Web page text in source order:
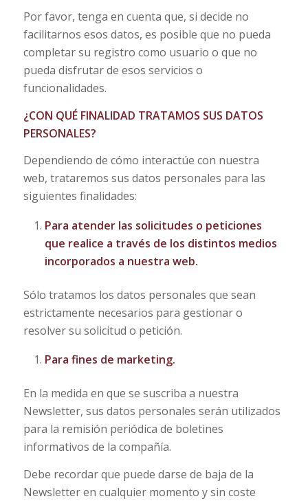
Por favor, tenga en cuenta que, si decide no
facilitarnos esos datos, es posible que no pueda
completar su registro como usuario o que no
pueda disfrutar de esos servicios o
funcionalidades.
¿CON QUÉ FINALIDAD TRATAMOS SUS DATOS
PERSONALES?
Dependiendo de cómo interactúe con nuestra
web, trataremos sus datos personales para las
siguientes finalidades:
Para atender las solicitudes o peticiones
que realice a través de los distintos medios
incorporados a nuestra web.
Sólo tratamos los datos personales que sean
estrictamente necesarios para gestionar o
resolver su solicitud o petición.
Para fines de marketing.
En la medida en que se suscriba a nuestra
Newsletter, sus datos personales serán utilizados
para la remisión periódica de boletines
informativos de la compañía.
Debe recordar que puede darse de baja de la
Newsletter en cualquier momento y sin coste